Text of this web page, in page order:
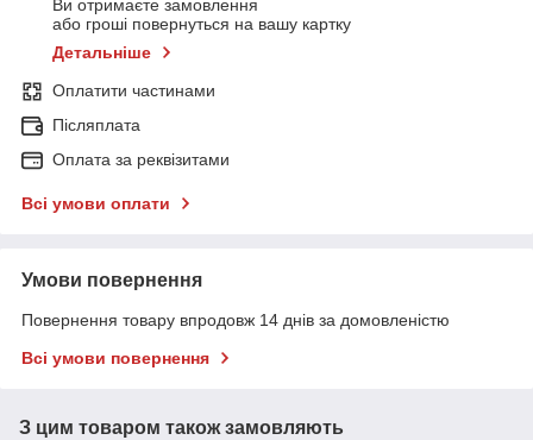
Ви отримаєте замовлення
або гроші повернуться на вашу картку
Детальніше
Оплатити частинами
Післяплата
Оплата за реквізитами
Всі умови оплати
Умови повернення
Повернення товару впродовж 14 днів за домовленістю
Всі умови повернення
З цим товаром також замовляють